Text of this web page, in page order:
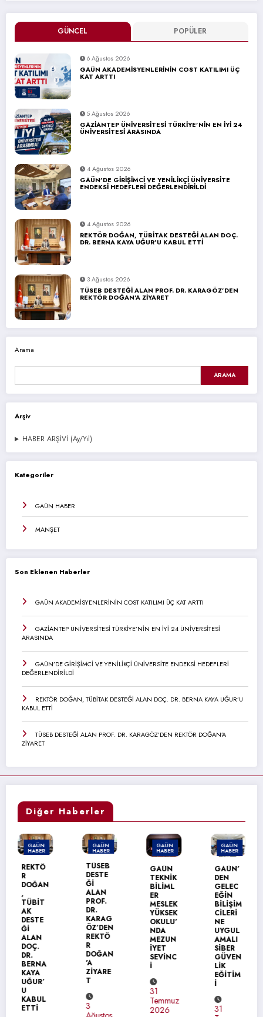
GÜNCEL POPÜLER
6 Ağustos 2026
GAÜN AKADEMİSYENLERİNİN COST KATILIMI ÜÇ
KAT ARTTI
5 Ağustos 2026
GAZİANTEP ÜNİVERSİTESİ TÜRKİYE’NİN EN İYİ 24
ÜNİVERSİTESİ ARASINDA
4 Ağustos 2026
GAÜN’DE GİRİŞİMCİ VE YENİLİKÇİ ÜNİVERSİTE
ENDEKSİ HEDEFLERİ DEĞERLENDİRİLDİ
4 Ağustos 2026
REKTÖR DOĞAN, TÜBİTAK DESTEĞİ ALAN DOÇ.
DR. BERNA KAYA UĞUR’U KABUL ETTİ
3 Ağustos 2026
TÜSEB DESTEĞİ ALAN PROF. DR. KARAGÖZ’DEN
REKTÖR DOĞAN’A ZİYARET
Arama
ARAMA
Arşiv
HABER ARŞİVİ (Ay/Yıl)
Kategoriler
GAÜN HABER
MANŞET
Son Eklenen Haberler
GAÜN AKADEMİSYENLERİNİN COST KATILIMI ÜÇ KAT ARTTI
GAZİANTEP ÜNİVERSİTESİ TÜRKİYE’NİN EN İYİ 24 ÜNİVERSİTESİ
ARASINDA
GAÜN’DE GİRİŞİMCİ VE YENİLİKÇİ ÜNİVERSİTE ENDEKSİ HEDEFLERİ
DEĞERLENDİRİLDİ
REKTÖR DOĞAN, TÜBİTAK DESTEĞİ ALAN DOÇ. DR. BERNA KAYA UĞUR’U
KABUL ETTİ
TÜSEB DESTEĞİ ALAN PROF. DR. KARAGÖZ’DEN REKTÖR DOĞAN’A
ZİYARET
Diğer Haberler
GAÜN
HABER
TÜSEB
DESTE
Ğİ
PROF.
DR.
KARAG
ÖZ’DEN
REKTÖ
R
DOĞAN
’A
ZİYARE
T
3
GAÜN
HABER
GAÜN
TEKNİK
BİLİML
ER
MESLEK
YÜKSEK
OKULU’
NDA
MEZUN
İYET
SEVİNC
İ
31
Temmuz
2026
GAÜN
HABER
GAÜN’
DEN
GELEC
EĞİN
BİLİŞİM
CİLERİ
NE
UYGUL
AMALI
SİBER
GÜVEN
İ
31
GAÜN
HABER
DEN
ÜRDÜN
ÜNİVER
SİTESİ
NE
ERASM
US+
ZİYARE
Tİ
31
Temmuz